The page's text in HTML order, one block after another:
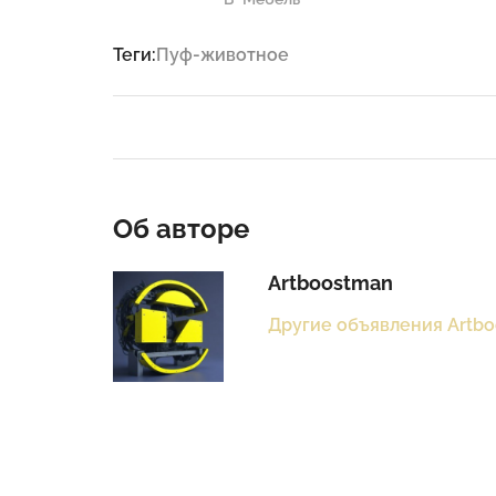
Теги: Пуф-животное
Об авторе
Artboostman
Другие объявления